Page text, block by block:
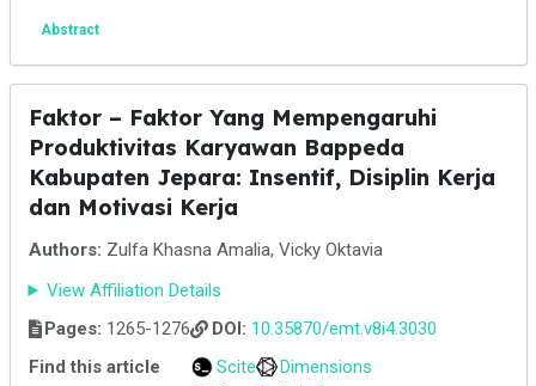
Abstract
Faktor – Faktor Yang Mempengaruhi
Produktivitas Karyawan Bappeda
Kabupaten Jepara: Insentif, Disiplin Kerja
dan Motivasi Kerja
Authors: Zulfa Khasna Amalia, Vicky Oktavia
View Affiliation Details
Pages: 1265-1276 DOI: 10.35870/emt.v8i4.3030
Find this article
Scite
Dimensions